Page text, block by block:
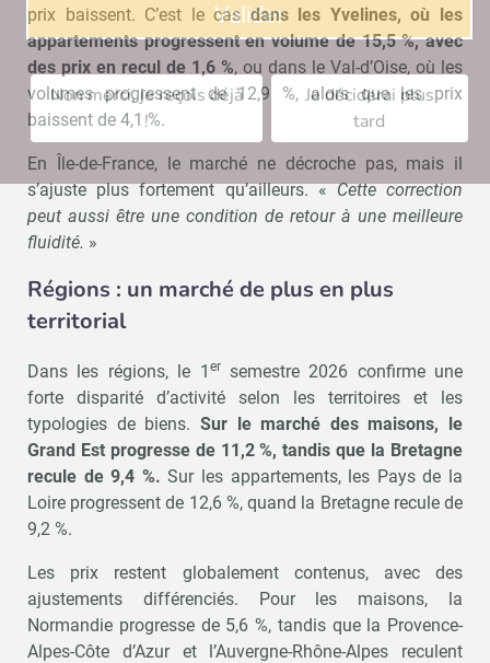
prix baissent. C’est le casdans les Yvelines, où les
appartements progressent en volume de 15,5 %, avec
des prix en recul de 1,6 %, ou dans le Val-d’Oise, où les
volumes progressent de 12,9 %, alors que les prix
baissent de 4,1 %.
En Île-de-France, le marché ne décroche pas, mais il
s’ajuste plus fortement qu’ailleurs. «Cette correction
peut aussi être une condition de retour à une meilleure
fluidité. »
Régions : un marché de plus en plus
territorial
Dans les régions, le 1 ersemestre 2026 confirme une
forte disparité d’activité selon les territoires et les
typologies de biens. Sur le marché des maisons, le
Grand Est progresse de 11,2 %, tandis que la Bretagne
recule de 9,4 %. Sur les appartements, les Pays de la
Loire progressent de 12,6 %, quand la Bretagne recule de
9,2 %.
Les prix restent globalement contenus, avec des
ajustements différenciés. Pour les maisons, la
Normandie progresse de 5,6 %, tandis que la Provence-
Alpes-Côte d’Azur et l’Auvergne-Rhône-Alpes reculent
Valider
Non merci, je reçois déjà
!
Je déciderai plus
tard